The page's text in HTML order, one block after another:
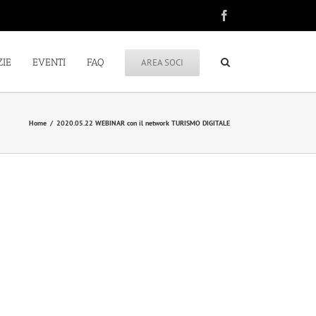
EVENTI FAQ AREA SOCI
Home / 2020.05.22 WEBINAR con il network TURISMO DIGITALE